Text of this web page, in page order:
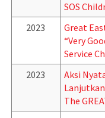
SOS
2023
Great
“Very
Service
2023
Aksi
The